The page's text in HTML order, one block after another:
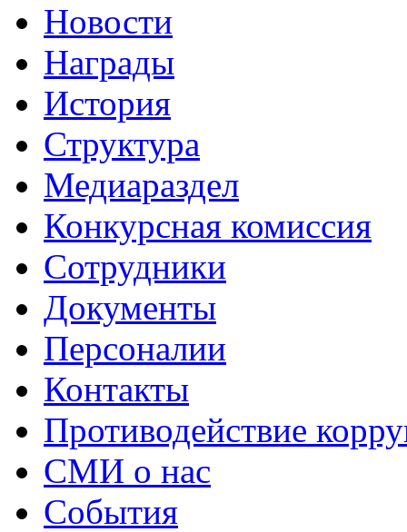
Новости
Награды
История
Структура
Медиараздел
Конкурсная комиссия
Сотрудники
Документы
Персоналии
Контакты
Противодействие
СМИ о нас
События